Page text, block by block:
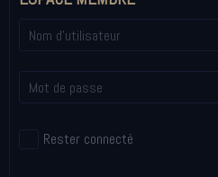
Rester connecté